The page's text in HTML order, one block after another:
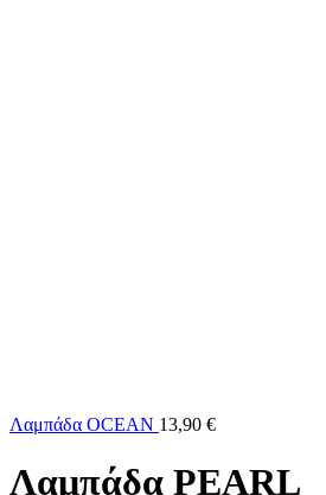
Λαμπάδα OCEAN 13,90 €
Λαμπάδα PEARL